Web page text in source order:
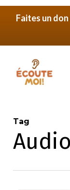
Skip
Faites un
Tag